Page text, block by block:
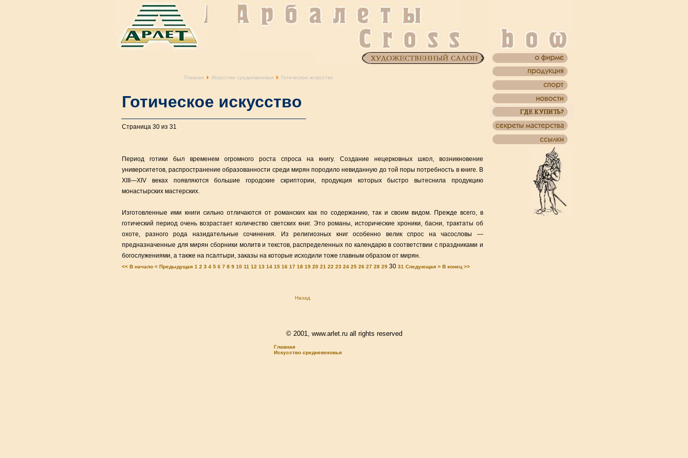
Главная Искусство средневековья Готическое искусство
Готическое искусство
Страница 30 из 31
Период готики был временем огромного роста спроса на книгу. Создание нецерковных школ, возникновение
университетов, распространение образованности среди мирян породило невиданную до той поры потребность в книге. В
XIII—XIV веках появляются большие городские скриптории, продукция которых быстро вытеснила продукцию
монастырских мастерских.
Изготовленные ими книги сильно отличаются от романских как по содержанию, так и своим видом. Прежде всего, в
готический период очень возрастает количество светских книг. Это романы, исторические хроники, басни, трактаты об
охоте, разного рода назидательные сочинения. Из религиозных книг особенно велик спрос на часословы —
предназначенные для мирян сборники молитв и текстов, распределенных по календарю в соответствии с праздниками и
богослужениями, а также на псалтыри, заказы на которые исходили тоже главным образом от мирян.
<< В начало < Предыдущая 1 2 3 4 5 6 7 8 9 10 11 12 13 14 15 16 17 18 19 20 21 22 23 24 25 26 27 28 29 30 31 Следующая > В конец >>
Назад
© 2001, www.arlet.ru all rights reserved
Главная
Искусство средневековья